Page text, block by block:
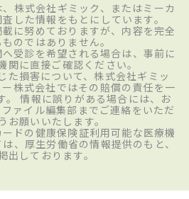
株式会社ギミック、またはミーカ
した情報をもとにしています。
に努めておりますが、内容を完全
のではありません。
受診を希望される場合は、事前に
関に直接ご確認ください。
た損害について、株式会社ギミッ
株式会社ではその賠償の責任を一
。 情報に誤りがある場合には、お
ァイル編集部までご連絡をいただ
お願いいたします。
ドの健康保険証利用可能な医療機
、厚生労働省の情報提供のもと、
出しております。